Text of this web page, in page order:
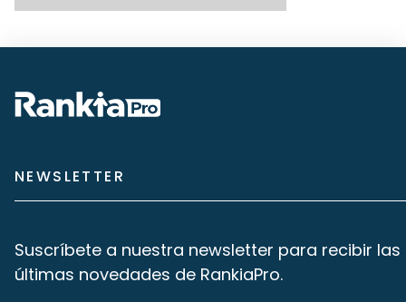
NEWSLETTER
Suscríbete a nuestra newsletter para recibir las
últimas novedades de RankiaPro.